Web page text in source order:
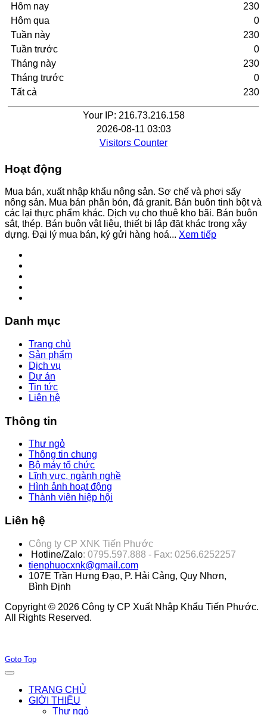
Hôm nay
Hôm qua
Tuần này
Tuần trước
Tháng này
Tháng trước
Tất cả
230
0
230
0
230
0
230
Your IP: 216.73.216.158
2026-08-11 03:03
Visitors Counter
Hoạt động
Mua bán, xuất nhập khẩu nông sản. Sơ chế và phơi sấy
nông sản. Mua bán phân bón, đá granit. Bán buôn tinh bột và
các lại thực phẩm khác. Dịch vụ cho thuê kho bãi. Bán buôn
sắt, thép. Bán buôn vật liệu, thiết bị lắp đặt khác trong xây
dựng. Đại lý mua bán, ký gửi hàng hoá... Xem tiếp
Danh mục
Trang chủ
Sản phẩm
Dịch vụ
Dự án
Tin tức
Liên hệ
Thông tin
Thư ngỏ
Thông tin chung
Bộ máy tổ chức
Lĩnh vực, ngành nghề
Hình ảnh hoạt động
Thành viên hiệp hội
Liên hệ
Công ty CP XNK Tiến Phước
Hotline/Zalo: 0795.597.888 - Fax: 0256.6252257
tienphuocxnk@gmail.com
107E Trần Hưng Đạo, P. Hải Cảng, Quy Nhơn,
Bình Định
Copyright © 2026 Công ty CP Xuất Nhập Khẩu Tiến Phước.
All Rights Reserved.
Goto Top
TRANG CHỦ
GIỚI THIỆU
Thư ngỏ